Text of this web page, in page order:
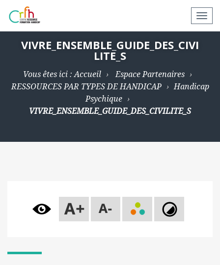
N
a
t
a
VIVRE_ENSEMBLE_GUIDE_DES_CIVI
LITE_S
Vous êtes ici :Accueil
Espace Partenaires
RESSOURCES PAR TYPES DE HANDICAP
Handicap
Psychique
VIVRE_ENSEMBLE_GUIDE_DES_CIVILITE_S